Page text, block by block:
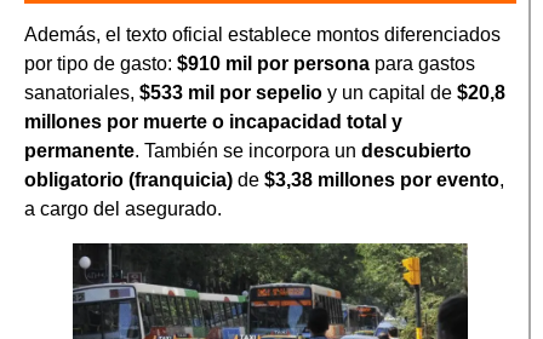
Además, el texto oficial establece montos diferenciados
por tipo de gasto: $910 mil por persona para gastos
sanatoriales, $533 mil por sepelio y un capital de $20,8
millones por muerte o incapacidad total y
permanente. También se incorpora un descubierto
obligatorio (franquicia) de $3,38 millones por evento,
a cargo del asegurado.